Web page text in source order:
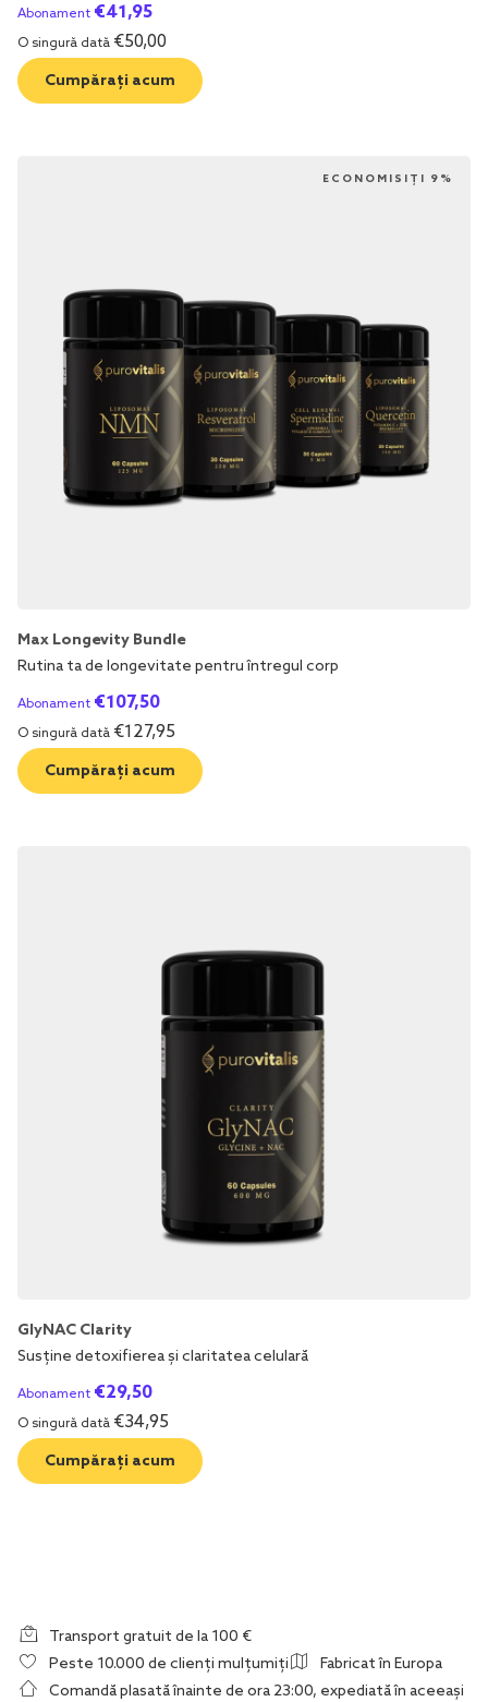
Abonament €41,95
O singură dată €50,00
Cumpărați acum
ECONOMISIȚI 9%
Max Longevity Bundle
Rutina ta de longevitate pentru întregul corp
Abonament €107,50
O singură dată €127,95
Cumpărați acum
GlyNAC Clarity
Susține detoxifierea și claritatea celulară
Abonament €29,50
O singură dată €34,95
Cumpărați acum
Transport gratuit de la 100 €
Peste 10.000 de clienți mulțumiți
Fabricat în Europa
Comandă plasată înainte de ora 23:00, expediată în aceeași